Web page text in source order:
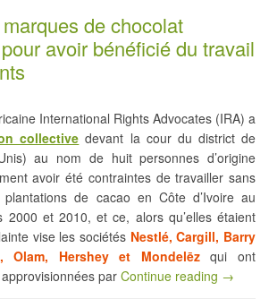
de chocolat
avoir bénéficié du travail
International Rights Advocates (IRA) a
collective devant la cour du district de
au nom de huit personnes d’origine
avoir été contraintes de travailler sans
de cacao en Côte d’Ivoire au
2000 et 2010, et ce, alors qu’elles étaient
vise les sociétés Nestlé, Cargill, Barry
Olam, Hershey et Mondelēzqui ont
par Continue reading →